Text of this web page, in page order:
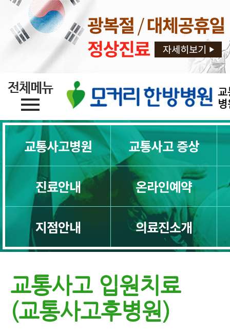
교
교통사고병원 교통사고 증상
진료안내 온라인예약
지점안내 의료진소개
교통사고 입원치료
(교통사고후병원)
교통사고 한방치료 (교통사고치료)